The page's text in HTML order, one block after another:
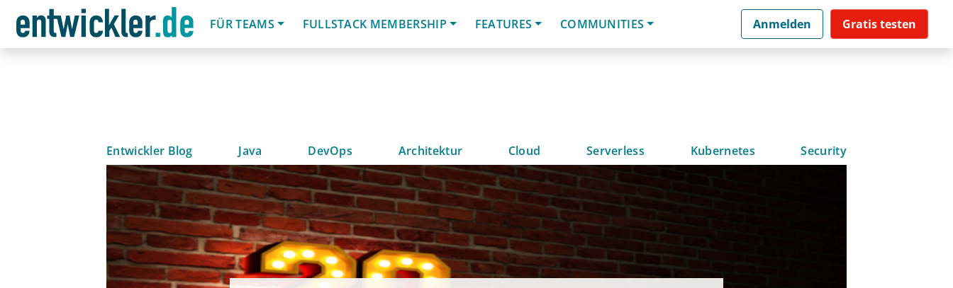
FÜR TEAMS
FULLSTACK MEMBERSHIP FEATURES COMMUNITIES Anmelden Gratis testen
Entwickler Blog Java DevOps Architektur Cloud Serverless Kubernetes Security